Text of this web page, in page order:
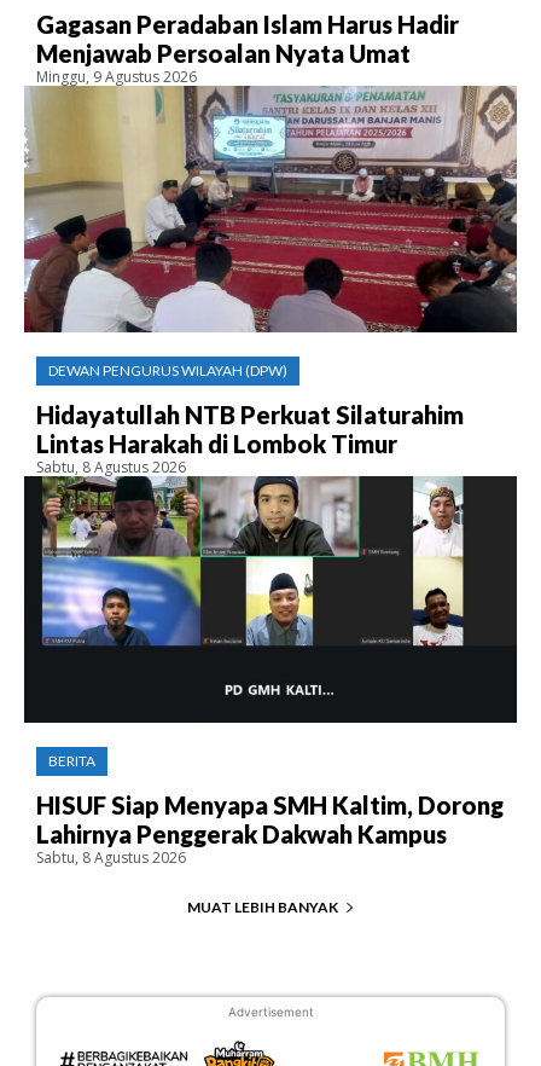
Gagasan Peradaban Islam Harus Hadir
Menjawab Persoalan Nyata Umat
Minggu, 9 Agustus 2026
DEWAN PENGURUS WILAYAH (DPW)
Hidayatullah NTB Perkuat Silaturahim
Lintas Harakah di Lombok Timur
Sabtu, 8 Agustus 2026
BERITA
HISUF Siap Menyapa SMH Kaltim, Dorong
Lahirnya Penggerak Dakwah Kampus
Sabtu, 8 Agustus 2026
MUAT LEBIH BANYAK
Advertisement